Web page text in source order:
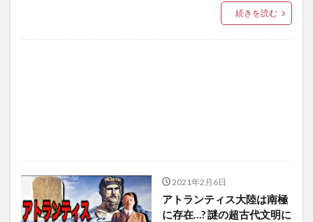
続きを読む
2021年2月6日
アトランティス大陸は南極
に存在…? 謎の超古代文明に